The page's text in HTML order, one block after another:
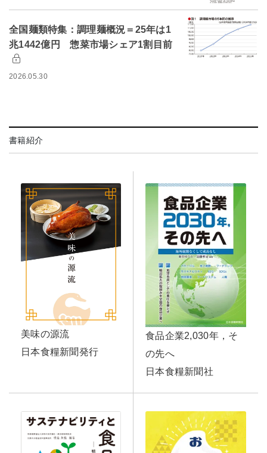
全国麺類特集：調理麺概況＝25年は1
兆1442億円 惣菜市場シェア1割目前
2026.05.30
書籍紹介
美味の源流
日本食糧新聞発行
食品企業2,030年，そ
の先へ
日本食糧新聞社